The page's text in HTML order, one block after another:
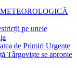
pe unele
de Primiri Urgențe
Târgoviște se apropie